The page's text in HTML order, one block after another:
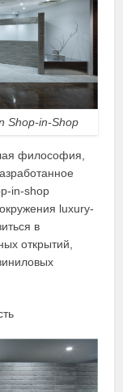
Shop-in-Shop
философия,
in-shop
luxury-
в
открытий,